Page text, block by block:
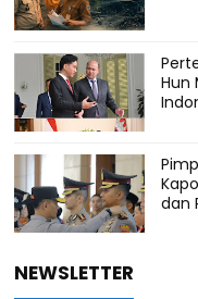
Hun
dan
NEWSLETTER